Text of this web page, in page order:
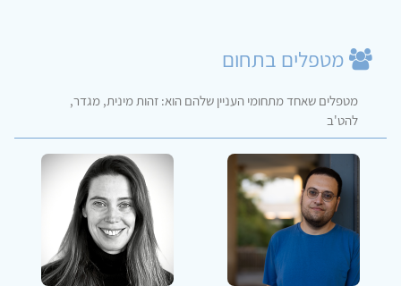
מטפלים בתחום
מטפלים שאחד מתחומי העניין שלהם הוא: זהות מינית, מגדר,
להט'ב